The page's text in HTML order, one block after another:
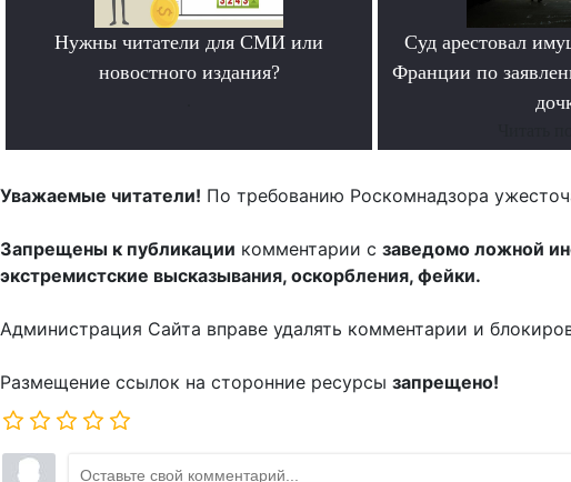
Нужны читатели для СМИ или
новостного издания?
Суд арестовал
Франции по
Уважаемые читатели! По требованию Роскомнадзора
Запрещены к публикации комментарии с заведомо ложной
экстремистские высказывания, оскорбления, фейки.
Администрация Сайта вправе удалять комментарии и
Размещение ссылок на сторонние ресурсы запрещено!